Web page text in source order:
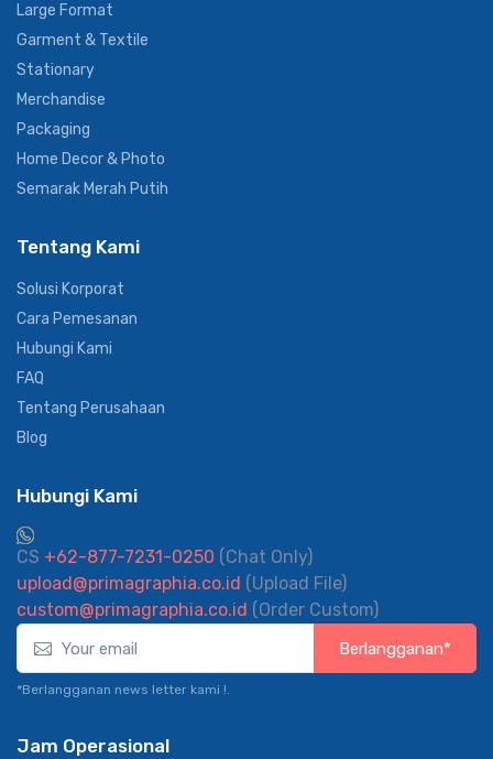
Large Format
Garment & Textile
Stationary
Merchandise
Packaging
Home Decor & Photo
Semarak Merah Putih
Tentang Kami
Solusi Korporat
Cara Pemesanan
Hubungi Kami
FAQ
Tentang Perusahaan
Blog
Hubungi Kami
CS +62-877-7231-0250 (Chat Only)
upload@primagraphia.co.id (Upload File)
custom@primagraphia.co.id (Order Custom)
Berlangganan*
*Berlangganan news letter kami !.
Jam Operasional